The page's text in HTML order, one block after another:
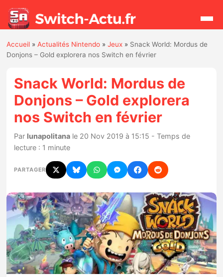
Rechercher
Actualités
Jeux
Hardware
Mises à jour
Chiffres de ventes
Rumeurs
Nintendo Direct
Tests et previews
Accueil »Actualités Nintendo »Jeux » Snack World: Mordus de
Donjons – Gold explorera nos Switch en février
Snack World: Mordus de
Donjons – Gold explorera
nos Switch en février
Par lunapolitana le 20 Nov 2019 à 15:15 - Temps de
lecture : 1 minute
PARTAGER